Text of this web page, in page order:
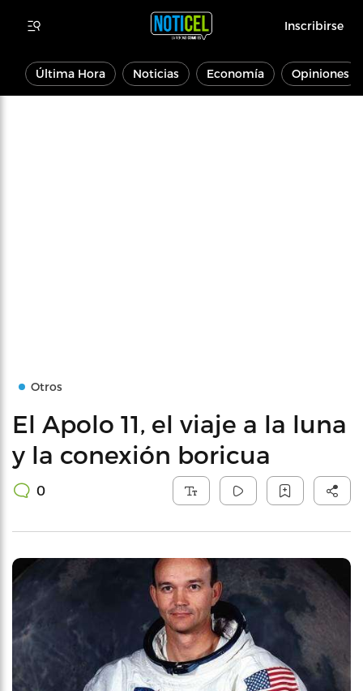
Inscribirse
Última Hora Noticias Economía Opiniones
Otros
El Apolo 11, el viaje a la luna
y la conexión boricua
0